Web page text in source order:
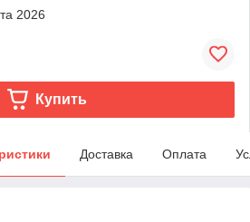
2026
Купить
Доставка Оплата